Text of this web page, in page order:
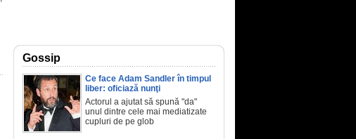
Gossip
Ce face Adam Sandler în timpul
liber: oficiază nunţi
Actorul a ajutat să spună "da"
unul dintre cele mai mediatizate
cupluri de pe glob